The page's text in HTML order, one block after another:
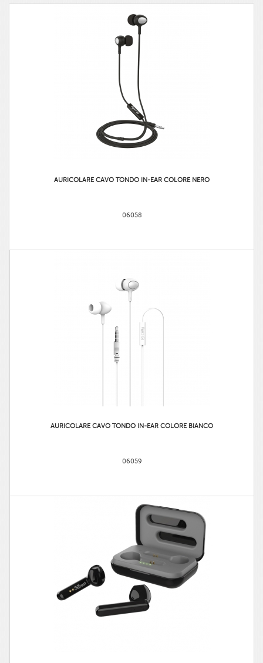
AURICOLARE CAVO TONDO IN-EAR COLORE NERO
06058
AURICOLARE CAVO TONDO IN-EAR COLORE BIANCO
06059